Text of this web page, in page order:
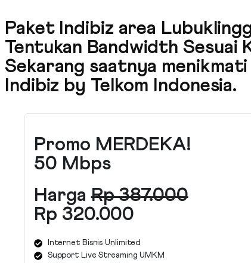
Paket Indibiz area
Tentukan Bandwidth Sesuai
Sekarang saatnya
Indibiz by Telkom Indonesia.
Promo MERDEKA!
50 Mbps
HargaRp 387.000
Rp 320.000
Internet Bisnis Unlimited
Support Live Streaming UMKM